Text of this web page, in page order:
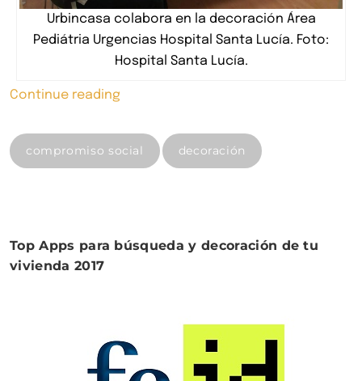
Urbincasa colabora en la decoración Área
Pediátria Urgencias Hospital Santa Lucía. Foto:
Hospital Santa Lucía.
Continue reading
la
nueva
urgencias
Lucía»
compromiso social decoración
Top Apps para búsqueda y decoración de tu
vivienda 2017